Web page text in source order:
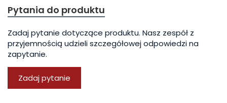
Pytania do produktu
Zadaj pytanie dotyczące produktu. Nasz zespół z
przyjemnością udzieli szczegółowej odpowiedzi na
zapytanie.
Zadaj pytanie